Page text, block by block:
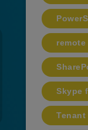
remote
Skype
Tenant